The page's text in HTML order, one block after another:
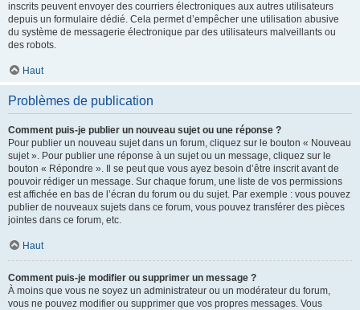
inscrits peuvent envoyer des courriers électroniques aux autres utilisateurs
depuis un formulaire dédié. Cela permet d’empêcher une utilisation abusive
du système de messagerie électronique par des utilisateurs malveillants ou
des robots.
Haut
Problèmes de publication
Comment puis-je publier un nouveau sujet ou une réponse ?
Pour publier un nouveau sujet dans un forum, cliquez sur le bouton « Nouveau
sujet ». Pour publier une réponse à un sujet ou un message, cliquez sur le
bouton « Répondre ». Il se peut que vous ayez besoin d’être inscrit avant de
pouvoir rédiger un message. Sur chaque forum, une liste de vos permissions
est affichée en bas de l’écran du forum ou du sujet. Par exemple : vous pouvez
publier de nouveaux sujets dans ce forum, vous pouvez transférer des pièces
jointes dans ce forum, etc.
Haut
Comment puis-je modifier ou supprimer un message ?
À moins que vous ne soyez un administrateur ou un modérateur du forum,
vous ne pouvez modifier ou supprimer que vos propres messages. Vous